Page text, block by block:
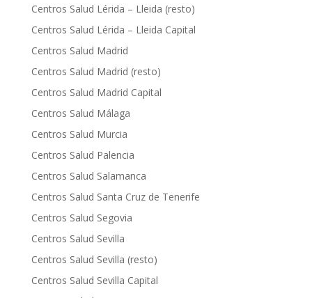
Centros Salud Lérida – Lleida (resto)
Centros Salud Lérida – Lleida Capital
Centros Salud Madrid
Centros Salud Madrid (resto)
Centros Salud Madrid Capital
Centros Salud Málaga
Centros Salud Murcia
Centros Salud Palencia
Centros Salud Salamanca
Centros Salud Santa Cruz de Tenerife
Centros Salud Segovia
Centros Salud Sevilla
Centros Salud Sevilla (resto)
Centros Salud Sevilla Capital